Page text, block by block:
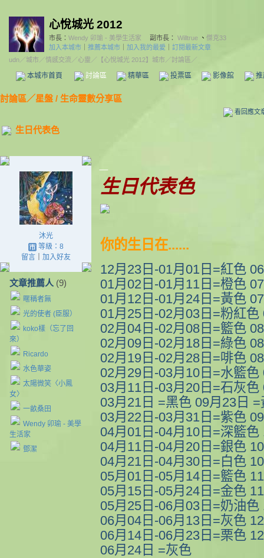
心悅城光 2012
市長： Wendy 卯瑜 - 美學生活家 副市長： Willtrue 、 傑克33
加入本城市
推薦本城市 加入我的最愛
訂閱最新文章
udn／城市 ／情感交流 ／心靈 ／ 【心悅城光 2012】城市 ／討論區／
本城市首頁 討論區 精華區 投票區 影像館
討論區／星盤 / 生命靈數分享區
看回應文
生日代表色
沐光
等級：8
留言｜ 加入好友
文章推薦人 (9)
暱稱者無
光的使者 (臣服）
koko樣（忘了回
來）
Ricardo
水色華姿
太陽微笑〈小鳳
女〉
一畝桑田
Wendy 卯瑜 - 美學
生活家
鄧潔
生日代表色
你的生日在......
12月23日-01月01日=紅色
01月02日-01月11日=橙色
01月12日-01月24日=黃色
01月25日-02月03日=粉紅
02月04日-02月08日=籃色
02月09日-02月18日=綠色
02月19日-02月28日=啡色
02月29日-03月10日=水籃
03月11日-03月20日=石灰
03月21日 =黑色 09月23日
03月22日-03月31日=紫色
04月01日-04月10日=深籃
04月11日-04月20日=銀色
04月21日-04月30日=白色
05月01日-05月14日=籃色
05月15日-05月24日=金色
05月25日-06月03日=奶油
06月04日-06月13日=灰色
06月14日-06月23日=栗色
06月24日 =灰色